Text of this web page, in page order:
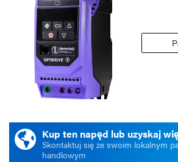
Kup ten napęd lub uzyskaj
Skontaktuj się ze swoim lokalnym
handlowym